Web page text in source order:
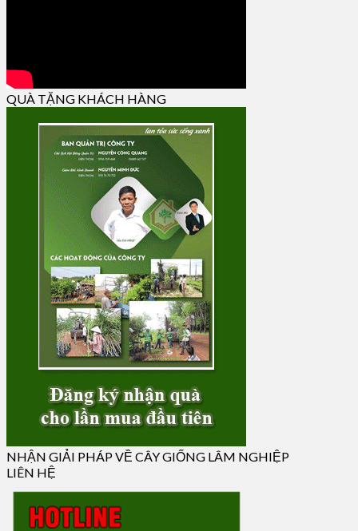
QUÀ TẶNG KHÁCH HÀNG
NHẬN GIẢI PHÁP VỀ CÂY GIỐNG LÂM NGHIỆP
LIÊN HỆ